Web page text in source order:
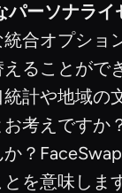
パーソナライ
統合オプショ
ることがで
計や地域の
考えですか
？
を意味しま